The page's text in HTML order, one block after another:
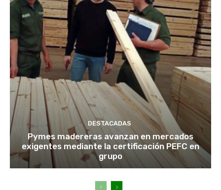
DESTACADAS
Pymes madereras avanzan en mercados
exigentes mediante la certificación PEFC en
grupo